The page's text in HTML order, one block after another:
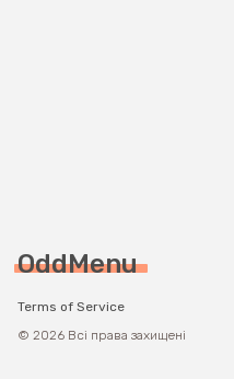
OddMenu
Terms of Service
© 2026 Всі права захищені